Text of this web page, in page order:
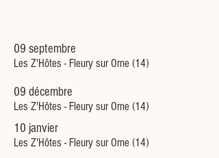
09 septembre
Les Z'Hôtes - Fleury sur Orne (14)
09 décembre
Les Z'Hôtes - Fleury sur Orne (14)
10 janvier
Les Z'Hôtes - Fleury sur Orne (14)